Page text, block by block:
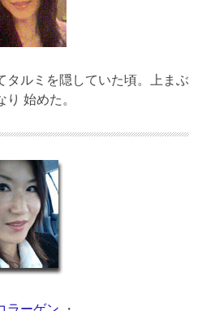
ルミを隠していた頃。上まぶ
始めた。